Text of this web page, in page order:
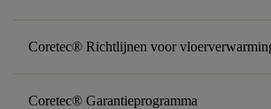
Coretec® Richtlijnen voor
Coretec® Garantieprogramma